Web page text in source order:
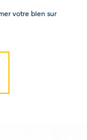
votre bien sur